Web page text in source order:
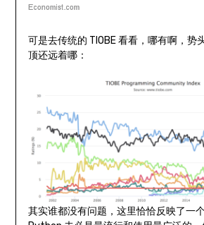
可是去传统的 TIOBE 看看，哪有啊，势
顶还远着哪：
其实谁都没有问题，这里恰恰反映了一